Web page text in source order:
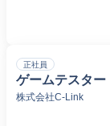
正社員
ゲームテスター
株式会社C-Link